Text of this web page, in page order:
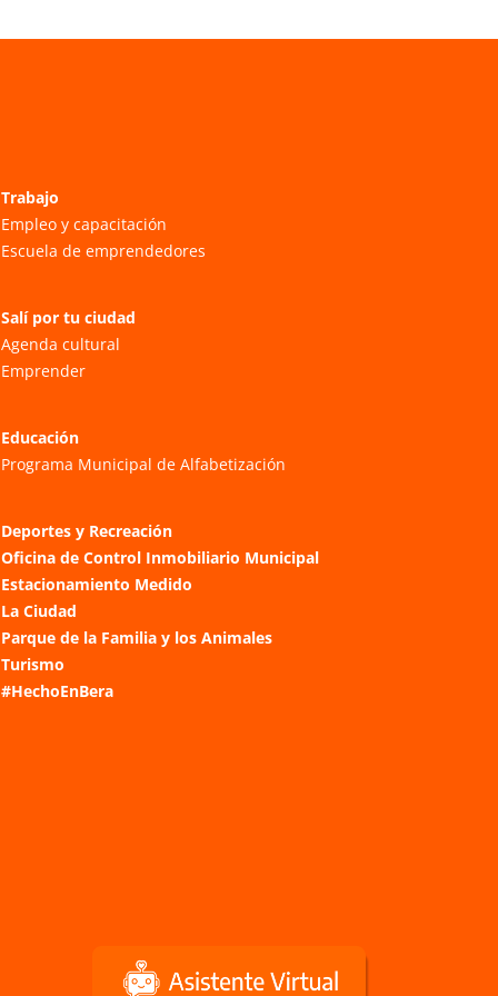
Trabajo
Empleo y capacitación
Escuela de emprendedores
Salí por tu ciudad
Agenda cultural
Emprender
Educación
Programa Municipal de Alfabetización
Deportes y Recreación
Oficina de Control Inmobiliario Municipal
Estacionamiento Medido
La Ciudad
Parque de la Familia y los Animales
Turismo
#HechoEnBera